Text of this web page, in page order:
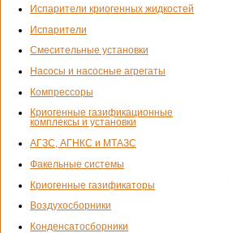
Испарители криогенных жидкостей
Испарители
Смесительные установки
Насосы и насосные агрегаты
Компрессоры
Криогенные газификационные
комплексы и установки
АГЗС, АГНКС и МТАЗС
Факельные системы
Криогенные газификаторы
Воздухосборники
Конденсатосборники